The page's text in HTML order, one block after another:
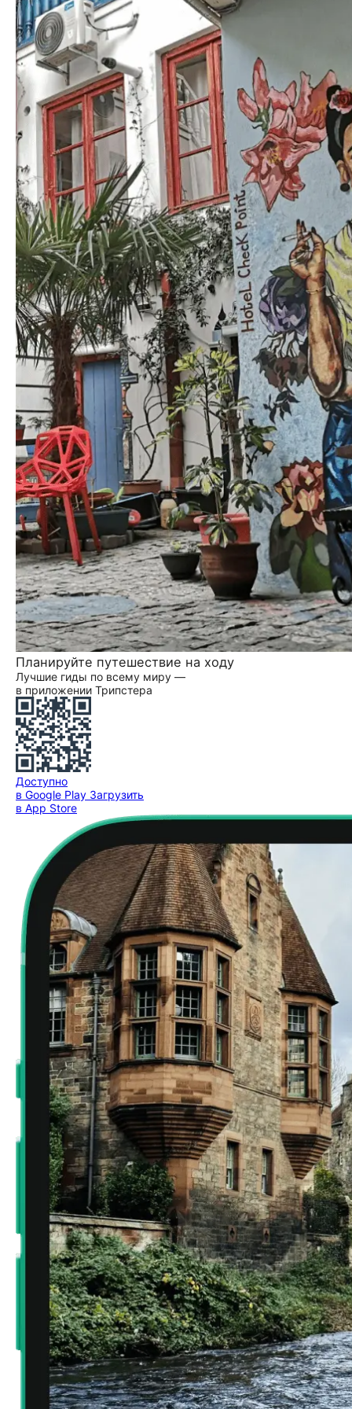
Планируйте путешествие на ходу
Лучшие гиды по всему миру —
в приложении Трипстера
Доступно
в Google Play Загрузить
в App Store